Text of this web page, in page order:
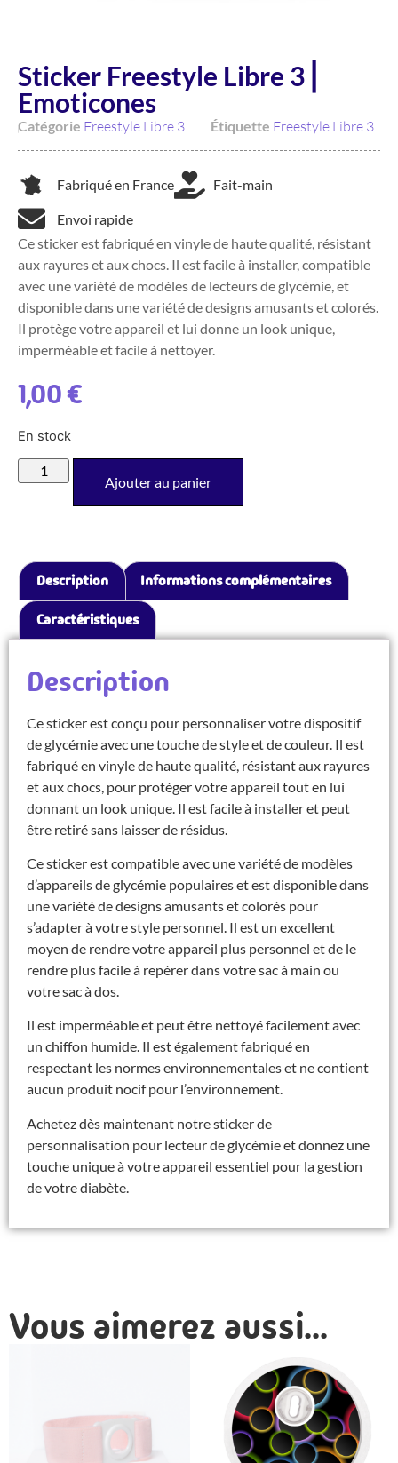
Sticker Freestyle Libre 3 ⎜
Emoticones
Catégorie Freestyle Libre 3 Étiquette Freestyle Libre 3
Fabriqué en France Fait-main
Envoi rapide
Ce sticker est fabriqué en vinyle de haute qualité, résistant
aux rayures et aux chocs. Il est facile à installer, compatible
avec une variété de modèles de lecteurs de glycémie, et
disponible dans une variété de designs amusants et colorés.
Il protège votre appareil et lui donne un look unique,
imperméable et facile à nettoyer.
1,00€
En stock
Ajouter au panier
Description Informations complémentaires
Caractéristiques
Description
Ce sticker est conçu pour personnaliser votre dispositif
de glycémie avec une touche de style et de couleur. Il est
fabriqué en vinyle de haute qualité, résistant aux rayures
et aux chocs, pour protéger votre appareil tout en lui
donnant un look unique. Il est facile à installer et peut
être retiré sans laisser de résidus.
Ce sticker est compatible avec une variété de modèles
d’appareils de glycémie populaires et est disponible dans
une variété de designs amusants et colorés pour
s’adapter à votre style personnel. Il est un excellent
moyen de rendre votre appareil plus personnel et de le
rendre plus facile à repérer dans votre sac à main ou
votre sac à dos.
Il est imperméable et peut être nettoyé facilement avec
un chiffon humide. Il est également fabriqué en
respectant les normes environnementales et ne contient
aucun produit nocif pour l’environnement.
Achetez dès maintenant notre sticker de
personnalisation pour lecteur de glycémie et donnez une
touche unique à votre appareil essentiel pour la gestion
de votre diabète.
Vous aimerez aussi...